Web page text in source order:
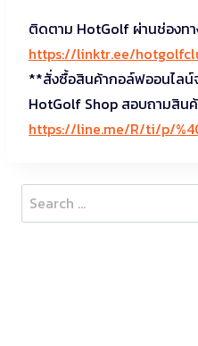
ติดตาม HotGolf ผ่านช่องท
https://linktr.ee/
**สั่งซื้อสินค้ากอล์ฟออนไล
HotGolf Shop สอบถามสิน
https://line.me/R/ti/p/
Search
for: